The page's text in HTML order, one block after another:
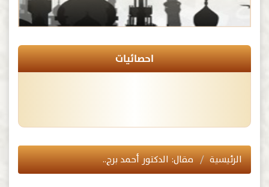
احصائيات
الرئيسية مقال: الدكتور أحمد برج..